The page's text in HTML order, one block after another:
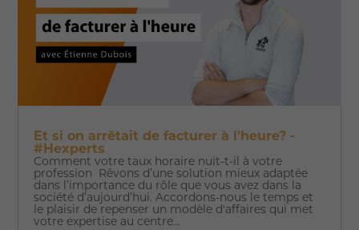
Et si on arrêtait de facturer à l'heure? -
#Hexperts
Comment votre taux horaire nuit-t-il à votre
profession Rêvons d’une solution mieux adaptée
dans l’importance du rôle que vous avez dans la
société d’aujourd’hui. Accordons-nous le temps et
le plaisir de repenser un modèle d'affaires qui met
votre expertise au centre...